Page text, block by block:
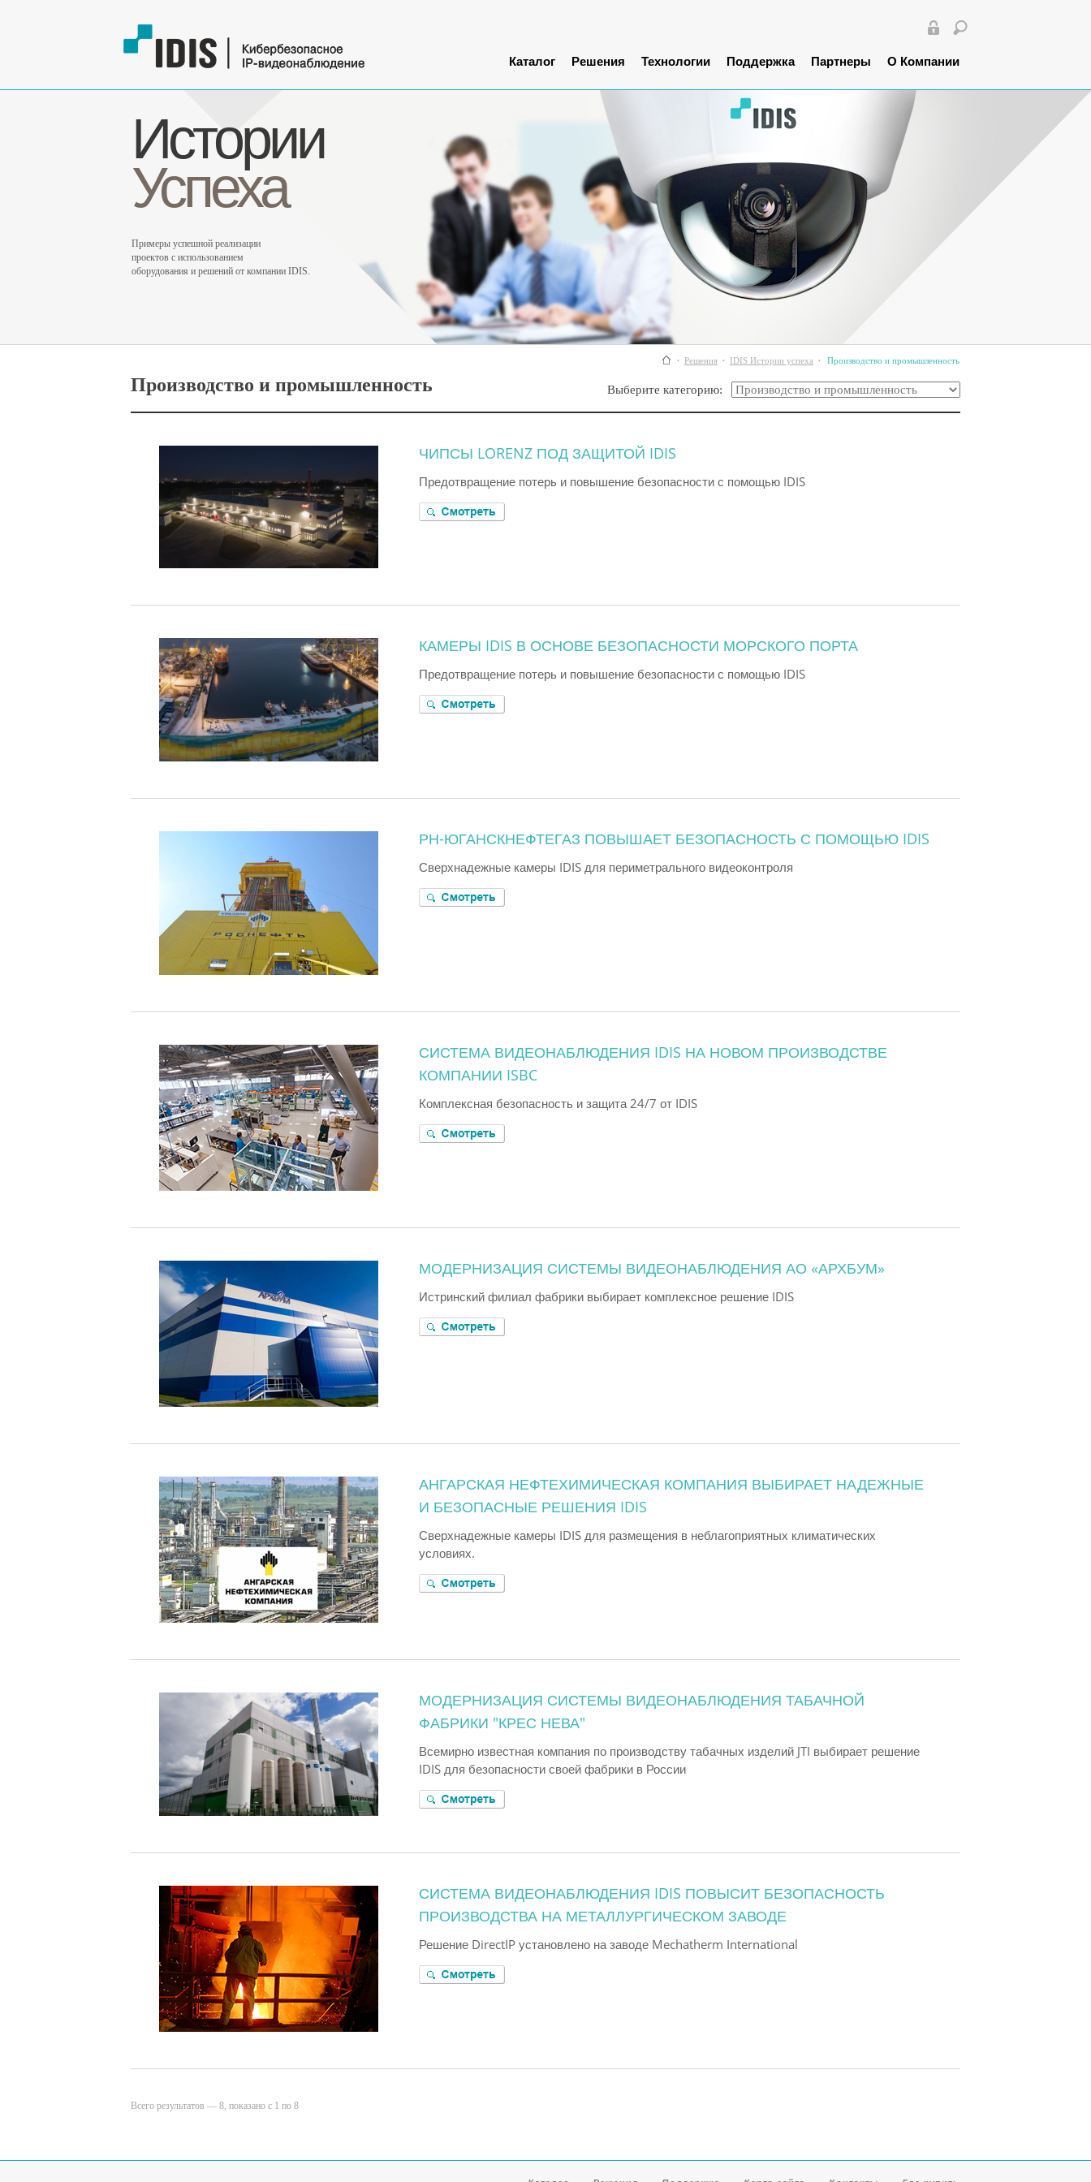
Каталог Решения Технологии Поддержка Партнеры О Компании
Истории
Успеха
Примеры успешной реализации
проектов с использованием
оборудования и решений от компании IDIS.
Решения IDIS Истории успеха Производство и промышленность
Производство и промышленность Выберите категорию:
ЧИПСЫ LORENZ ПОД ЗАЩИТОЙ IDIS
Предотвращение потерь и повышение безопасности с помощью IDIS
КАМЕРЫ IDIS В ОСНОВЕ БЕЗОПАСНОСТИ МОРСКОГО ПОРТА
Предотвращение потерь и повышение безопасности с помощью IDIS
РН-ЮГАНСКНЕФТЕГАЗ ПОВЫШАЕТ БЕЗОПАСНОСТЬ С ПОМОЩЬЮ IDIS
Сверхнадежные камеры IDIS для периметрального видеоконтроля
СИСТЕМА ВИДЕОНАБЛЮДЕНИЯ IDIS НА НОВОМ ПРОИЗВОДСТВЕ
КОМПАНИИ ISBC
Комплексная безопасность и защита 24/7 от IDIS
МОДЕРНИЗАЦИЯ СИСТЕМЫ ВИДЕОНАБЛЮДЕНИЯ АО «АРХБУМ»
Истринский филиал фабрики выбирает комплексное решение IDIS
АНГАРСКАЯ НЕФТЕХИМИЧЕСКАЯ КОМПАНИЯ ВЫБИРАЕТ НАДЕЖНЫЕ
И БЕЗОПАСНЫЕ РЕШЕНИЯ IDIS
Сверхнадежные камеры IDIS для размещения в неблагоприятных климатических
условиях.
МОДЕРНИЗАЦИЯ СИСТЕМЫ ВИДЕОНАБЛЮДЕНИЯ ТАБАЧНОЙ
ФАБРИКИ "КРЕС НЕВА"
Всемирно известная компания по производству табачных изделий JTI выбирает решение
IDIS для безопасности своей фабрики в России
СИСТЕМА ВИДЕОНАБЛЮДЕНИЯ IDIS ПОВЫСИТ БЕЗОПАСНОСТЬ
ПРОИЗВОДСТВА НА МЕТАЛЛУРГИЧЕСКОМ ЗАВОДЕ
Решение DirectIP установлено на заводе Mechatherm International
Всего результатов — 8, показано с 1 по 8